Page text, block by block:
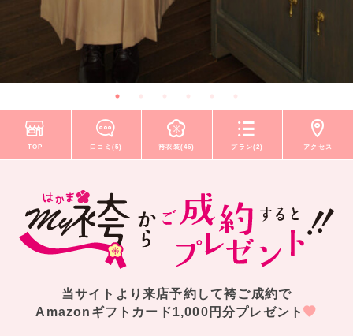
TOP 口コミ(5) 袴衣装(46) プラン(2) アクセス
当サイトより来店予約して袴ご成約で
Amazonギフトカード1,000円分プレゼント